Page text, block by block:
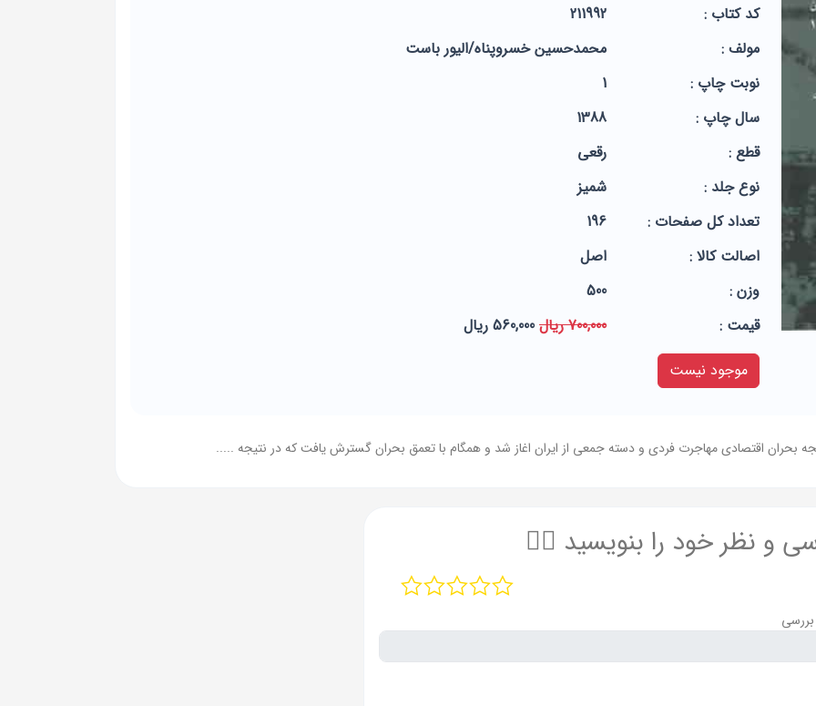
کد کتاب :
211992
مولف :
محمدحسین خسروپناه/الیور باست
نوبت چاپ :
1
سال چاپ :
1388
قطع :
رقعی
نوع جلد :
شمیز
تعداد کل صفحات :
196
اصالت کالا :
اصل
وزن :
500
قيمت :
700,000 ریال
560,000 ریال
موجود نیست
و نظر خود را بنویسید ✍🏻